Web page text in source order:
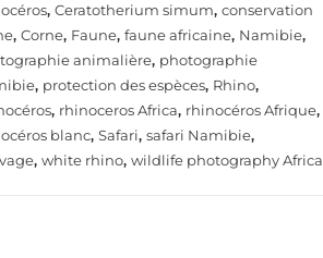
, Ceratotherium simum, conservation
, Corne, Faune, faune africaine, Namibie,
animalière, photographie
, protection des espèces, Rhino,
, rhinoceros Africa, rhinocéros Afrique,
blanc, Safari, safari Namibie,
, white rhino, wildlife photography Africa